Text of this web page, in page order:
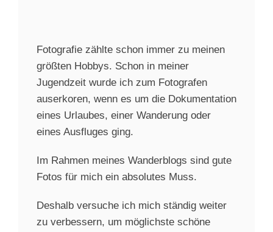
Fotografie zählte schon immer zu meinen
größten Hobbys. Schon in meiner
Jugendzeit wurde ich zum Fotografen
auserkoren, wenn es um die Dokumentation
eines Urlaubes, einer Wanderung oder
eines Ausfluges ging.
Im Rahmen meines Wanderblogs sind gute
Fotos für mich ein absolutes Muss.
Deshalb versuche ich mich ständig weiter
zu verbessern, um möglichste schöne